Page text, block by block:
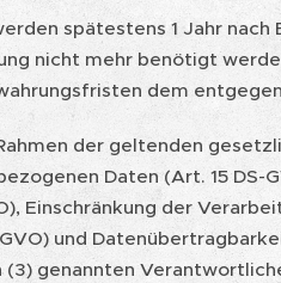
spätestens 1 Jahr
nicht mehr benötigt
dem
der geltenden
Daten (Art. 15 DS-
Einschränkung der
und
(3) genannten